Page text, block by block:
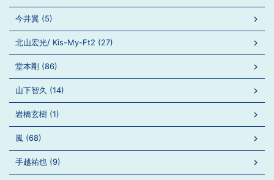
今井翼 (5)
北山宏光/ Kis-My-Ft2 (27)
堂本剛 (86)
山下智久 (14)
岩橋玄樹 (1)
嵐 (68)
手越祐也 (9)